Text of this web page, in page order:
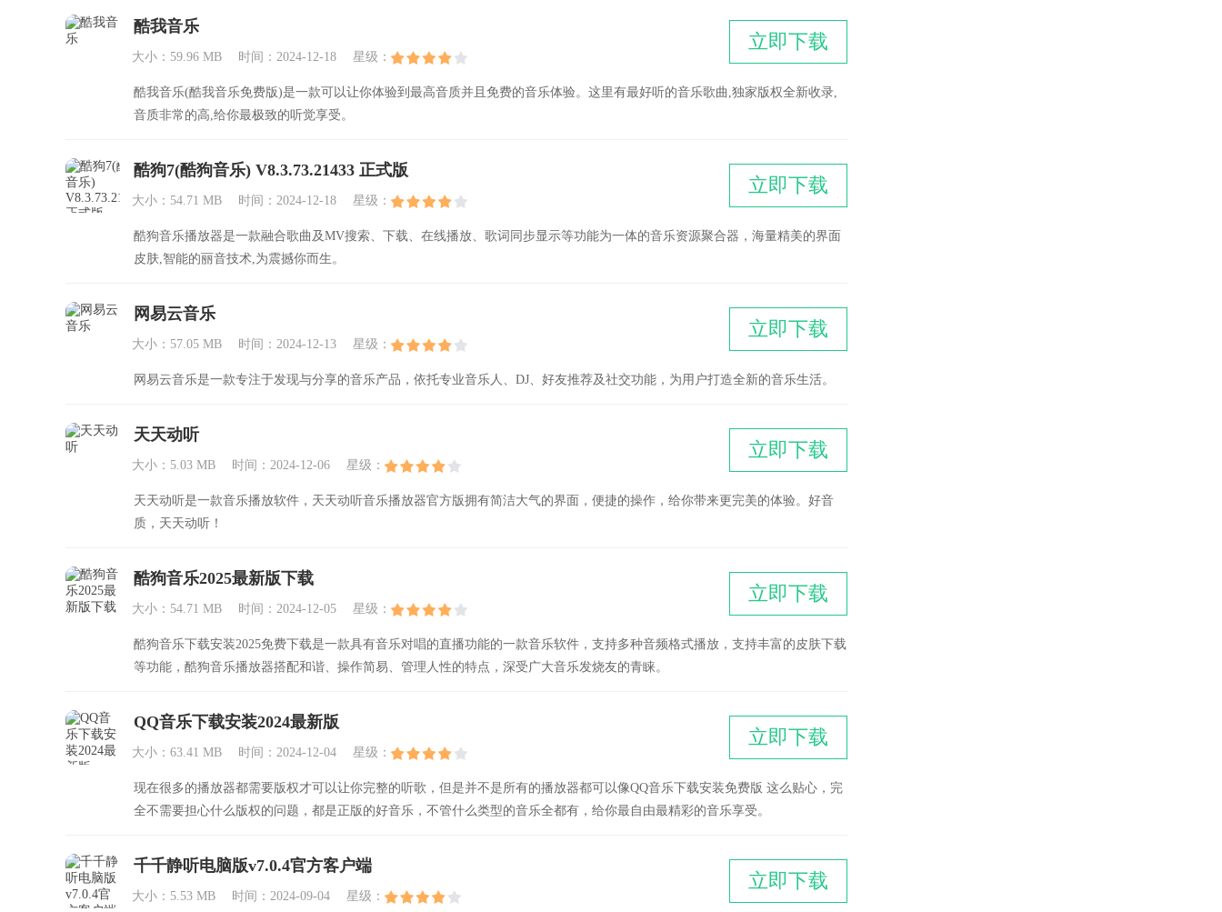
酷我音乐
大小：59.96 MB 时间：2024-12-18 星级：
立即下载
酷我音乐(酷我音乐免费版)是一款可以让你体验到最高音质并且免费的音乐体验。这里有最好听的音乐歌曲,独家版权全新收录,
音质非常的高,给你最极致的听觉享受。
酷狗7(酷狗音乐) V8.3.73.21433 正式版
大小：54.71 MB 时间：2024-12-18 星级：
立即下载
酷狗音乐播放器是一款融合歌曲及MV搜索、下载、在线播放、歌词同步显示等功能为一体的音乐资源聚合器，海量精美的界面
皮肤,智能的丽音技术,为震撼你而生。
网易云音乐
大小：57.05 MB 时间：2024-12-13 星级：
立即下载
网易云音乐是一款专注于发现与分享的音乐产品，依托专业音乐人、DJ、好友推荐及社交功能，为用户打造全新的音乐生活。
天天动听
大小：5.03 MB 时间：2024-12-06 星级：
立即下载
天天动听是一款音乐播放软件，天天动听音乐播放器官方版拥有简洁大气的界面，便捷的操作，给你带来更完美的体验。好音
质，天天动听！
酷狗音乐2025最新版下载
大小：54.71 MB 时间：2024-12-05 星级：
立即下载
酷狗音乐下载安装2025免费下载是一款具有音乐对唱的直播功能的一款音乐软件，支持多种音频格式播放，支持丰富的皮肤下载
等功能，酷狗音乐播放器搭配和谐、操作简易、管理人性的特点，深受广大音乐发烧友的青睐。
QQ音乐下载安装2024最新版
大小：63.41 MB 时间：2024-12-04 星级：
立即下载
现在很多的播放器都需要版权才可以让你完整的听歌，但是并不是所有的播放器都可以像QQ音乐下载安装免费版 这么贴心，完
全不需要担心什么版权的问题，都是正版的好音乐，不管什么类型的音乐全都有，给你最自由最精彩的音乐享受。
千千静听电脑版v7.0.4官方客户端
大小：5.53 MB 时间：2024-09-04 星级：
立即下载